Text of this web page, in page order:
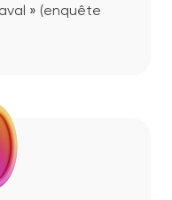
» (enquête